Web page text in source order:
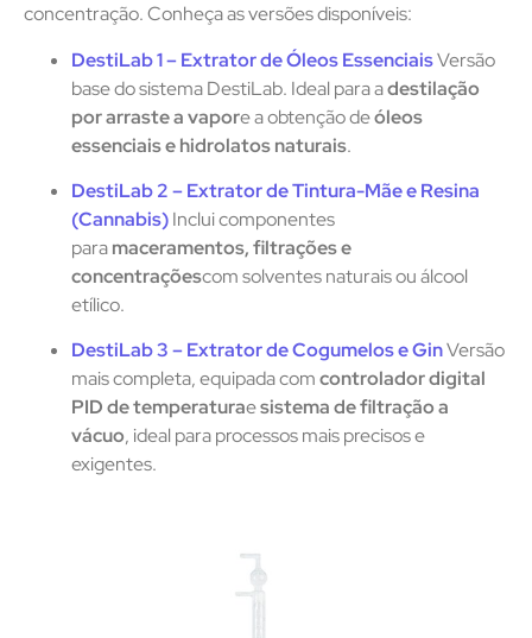
concentração. Conheça as versões disponíveis:
DestiLab 1 – Extrator de Óleos EssenciaisVersão
base do sistema DestiLab. Ideal para adestilação
por arraste a vapore a obtenção deóleos
essenciais e hidrolatos naturais.
DestiLab 2 – Extrator de Tintura-Mãe e Resina
(Cannabis)Inclui componentes
paramaceramentos, filtrações e
concentraçõescom solventes naturais ou álcool
etílico.
DestiLab 3 – Extrator de Cogumelos e GinVersão
mais completa, equipada comcontrolador digital
PID de temperaturaesistema de filtração a
vácuo, ideal para processos mais precisos e
exigentes.